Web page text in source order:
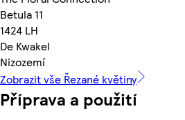
Betula 11
1424 LH
De Kwakel
Nizozemí
Zobrazit vše Řezané květiny
Příprava a použití